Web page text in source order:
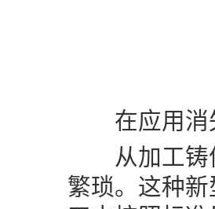
在应用消失
从加工铸件
繁琐。这种